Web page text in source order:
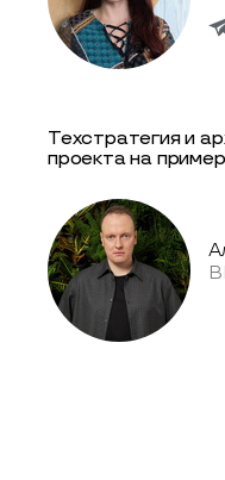
Техстратегия и
проекта на